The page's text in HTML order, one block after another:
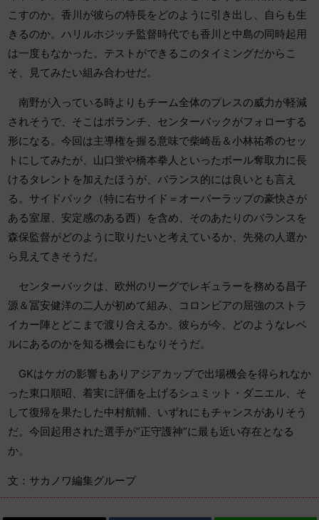
こすのか。香川が彼らの特長をどのように引き出し、自らも生
きるのか。ハリルホジッチ監督時代でも香川と中島の同時起用
は一度もなかった。テストができるこのタイミングだからこ
そ、見てみたい組み合わせだ。
南野が入っている時よりもチーム全体のプレスの威力が軽減
されそうで、そこはボランチ、センターバックがフォローする
形になる。今回は主導権を握る意味で柴崎岳＆小林祐希のセッ
トにしてみたが、山口蛍や橋本拳人といったボール奪取力に長
けるタレントを加えたほうが、バランス的には良いとも言え
る。サイドバック（特に右サイド＝オーバーラップの豪快さが
ある室屋、安定感のある西）を含め、そのあたりのバランスを
森保監督がどのように取りたいと考えているか、先発の人選か
ら見えてきそうだ。
センターバックは、欧州のリーグでレギュラーを務める昌子
源＆冨安健洋の二人が初めて組み、コロンビアの屈強のストラ
イカー陣とどこまで渡り合えるか。彼らが今、どのようなレベ
ルにあるのかを知る機会にもなりそうだ。
GKはケガの影響もありアジアカップで出場機会を得られなか
った東口順昭、着実に評価を上げるシュミット・ダニエル、そ
して復帰を果たした中村航輔、いずれにもチャンスがありそう
だ。今回起用された選手が”正守護神”に最も近い存在となる
か。
文：サカノワ編集グループ